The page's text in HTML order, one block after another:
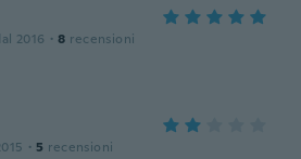
2016 · 8 recensioni
· 5 recensioni